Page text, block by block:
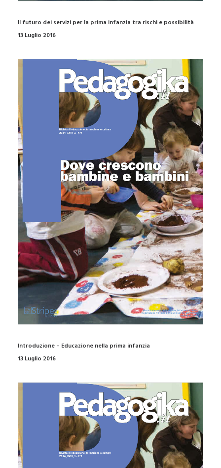
Il futuro dei servizi per la prima infanzia tra rischi e possibilità
13 Luglio 2016
Introduzione – Educazione nella prima infanzia
13 Luglio 2016